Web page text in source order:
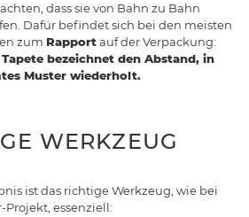
dass sie von Bahn zu Bahn
Dafür befindet sich bei den meisten
zum Rapportauf der Verpackung:
bezeichnet den Abstand, in
Muster wiederholt.
WERKZEUG
ist das richtige Werkzeug, wie bei
essenziell: